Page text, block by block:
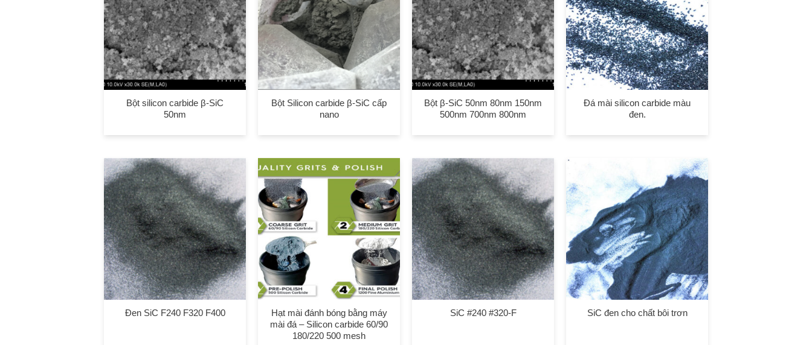
Bột silicon carbide β-SiC
50nm
Bột Silicon carbide β-SiC cấp
nano
Bột β-SiC 50nm 80nm 150nm
500nm 700nm 800nm
Đá mài silicon carbide màu
đen.
Đen SiC F240 F320 F400
Hạt mài đánh bóng bằng máy
mài đá – Silicon carbide 60/90
180/220 500 mesh
SiC #240 #320-F SiC đen cho chất bôi trơn